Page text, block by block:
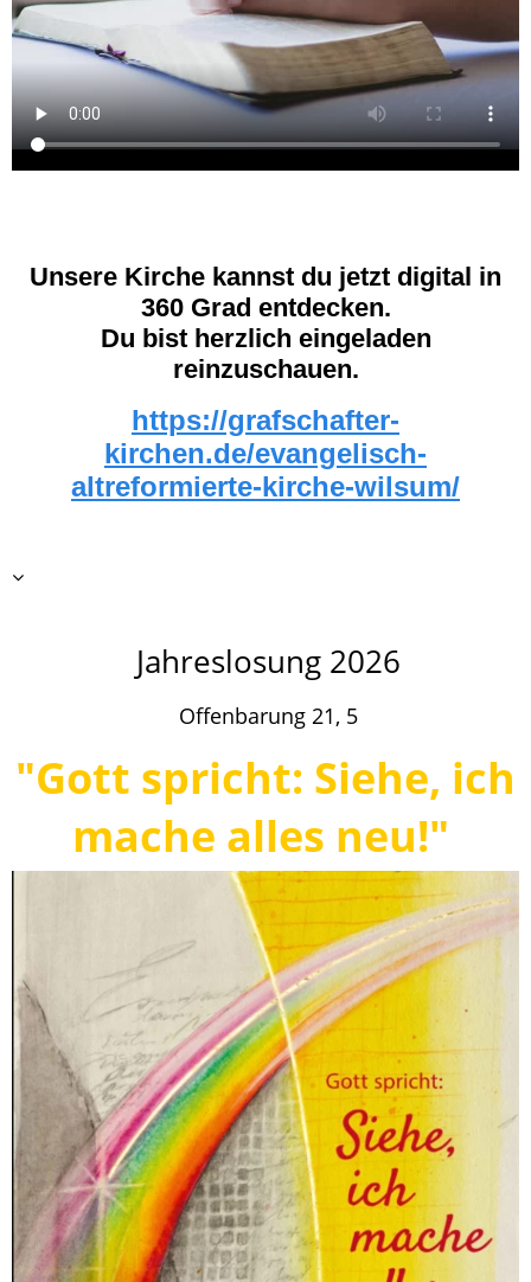
Unsere Kirche kannst du jetzt digital in
360 Grad entdecken.
Du bist herzlich eingeladen
reinzuschauen.
https://grafschafter-
kirchen.de/evangelisch-
altreformierte-kirche-wilsum/
Jahreslosung 2026
Offenbarung 21, 5
"Gott spricht: Siehe, ich
mache alles neu!"